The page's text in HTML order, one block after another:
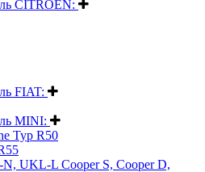
CITROEN:
FIAT:
MINI:
Typ R50
UKL-L Cooper S, Cooper D,